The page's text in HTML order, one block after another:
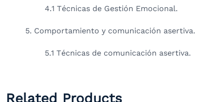
4.1 Técnicas de Gestión Emocional.
5. Comportamiento y comunicación asertiva.
5.1 Técnicas de comunicación asertiva.
Related Products